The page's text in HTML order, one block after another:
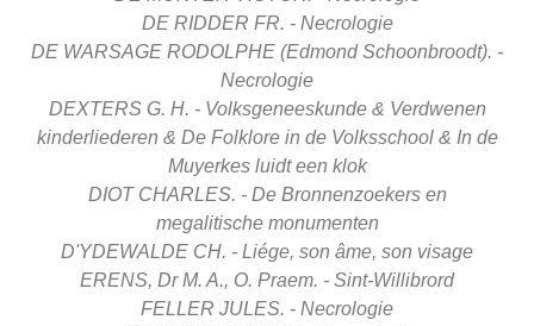
DE RIDDER FR. - Necrologie
DE WARSAGE RODOLPHE (Edmond Schoonbroodt). -
Necrologie
DEXTERS G. H. - Volksgeneeskunde & Verdwenen
kinderliederen & De Folklore in de Volksschool & In de
Muyerkes luidt een klok
DIOT CHARLES. - De Bronnenzoekers en
megalitische monumenten
D'YDEWALDE CH. - Liége, son âme, son visage
ERENS, Dr M. A., O. Praem. - Sint-Willibrord
FELLER JULES. - Necrologie